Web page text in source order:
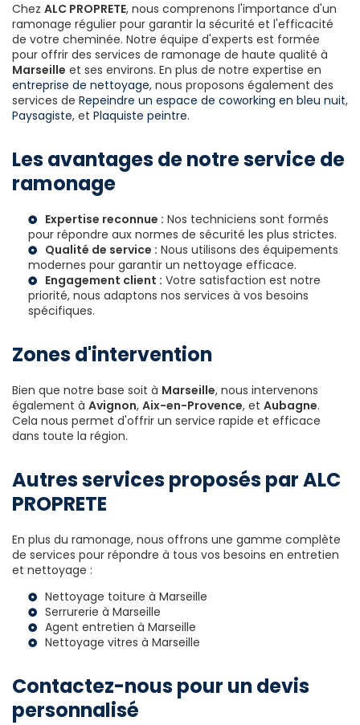
Chez ALC PROPRETE, nous comprenons l'importance d'un
ramonage régulier pour garantir la sécurité et l'efficacité
de votre cheminée. Notre équipe d'experts est formée
pour offrir des services de ramonage de haute qualité à
Marseille et ses environs. En plus de notre expertise en
entreprise de nettoyage, nous proposons également des
services de Repeindre un espace de coworking en bleu nuit,
Paysagiste, et Plaquiste peintre.
Les avantages de notre service de
ramonage
Expertise reconnue : Nos techniciens sont formés
pour répondre aux normes de sécurité les plus strictes.
Qualité de service : Nous utilisons des équipements
modernes pour garantir un nettoyage efficace.
Engagement client : Votre satisfaction est notre
priorité, nous adaptons nos services à vos besoins
spécifiques.
Zones d'intervention
Bien que notre base soit à Marseille, nous intervenons
également à Avignon, Aix-en-Provence, et Aubagne.
Cela nous permet d'offrir un service rapide et efficace
dans toute la région.
Autres services proposés par ALC
PROPRETE
En plus du ramonage, nous offrons une gamme complète
de services pour répondre à tous vos besoins en entretien
et nettoyage :
Nettoyage toiture à Marseille
Serrurerie à Marseille
Agent entretien à Marseille
Nettoyage vitres à Marseille
Contactez-nous pour un devis
personnalisé